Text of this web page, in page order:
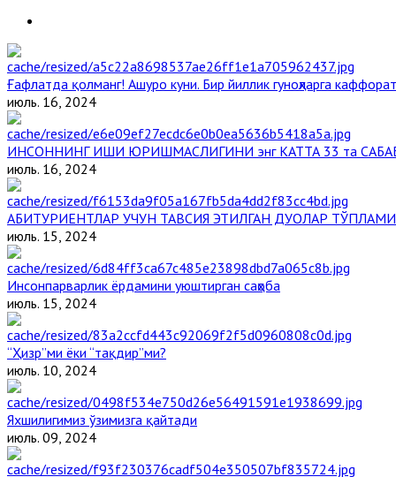
Ғафлатда қолманг! Ашуро куни. Бир йиллик гуноҳларга
июль. 16, 2024
ИНСОННИНГ ИШИ ЮРИШМАСЛИГИНИ энг КАТТА 33 та
июль. 16, 2024
АБИТУРИЕНТЛАР УЧУН ТАВСИЯ ЭТИЛГАН ДУОЛАР ТЎПЛАМИ
июль. 15, 2024
Инсонпарварлик ёрдамини уюштирган саҳоба
июль. 15, 2024
“Ҳизр”ми ёки “тақдир”ми?
июль. 10, 2024
Яхшилигимиз ўзимизга қайтади
июль. 09, 2024